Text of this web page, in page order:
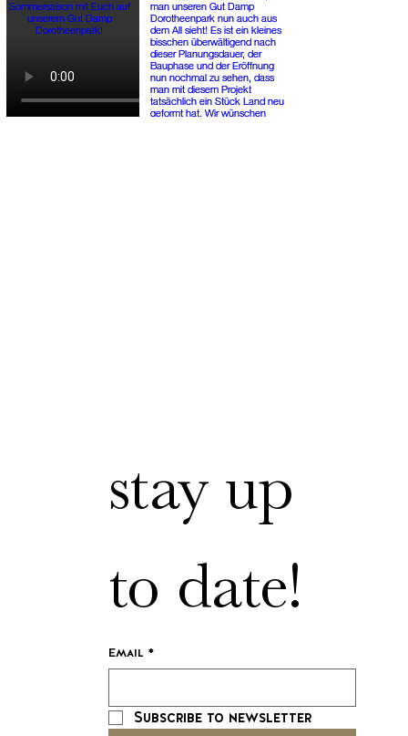
stay up
to date!
Email *
Subscribe to newsletter